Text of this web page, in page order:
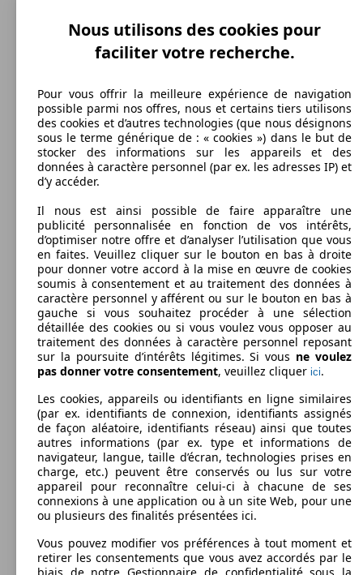
Espace TCe 225 EDC FAP
166 KW
(225 PS)
Espace Blue dCi 160 EDC
118 KW
(160 PS)
Ø
l/
Espace Blue dCi 200 EDC
147 KW
(200 PS)
Ø
l/
Espace dCi 130 Energy
96 KW
Espace dCi 130 Energy ECO2
96 KW
Ø
291 - 2860 Litres
Capacité de remorquage:
750 - 2000 kg
Monospace
Diesel
Model Version
Leistung
2009 - 2010Renault ESPACE PRO (11/2009-11/2010)
Dim. (L/l/h):
à partir de 4656 x 1894 x 1801 mm
Puissance:
96 - 110 KW (130 - 150 PS)
Portes:
5
Sièges:
5
Coffre:
Nous utilisons des cookies pour
faciliter votre recherche.
Pour vous offrir la meilleure expérience de navigation
possible parmi nos offres, nous et certains tiers utilisons
des cookies et d’autres technologies (que nous désignons
sous le terme générique de : « cookies ») dans le but de
stocker des informations sur les appareils et des
données à caractère personnel (par ex. les adresses IP) et
d’y accéder.
Il nous est ainsi possible de faire apparaître une
publicité personnalisée en fonction de vos intérêts,
d’optimiser notre offre et d’analyser l’utilisation que vous
en faites. Veuillez cliquer sur le bouton en bas à droite
pour donner votre accord à la mise en œuvre de cookies
soumis à consentement et au traitement des données à
caractère personnel y afférent ou sur le bouton en bas à
gauche si vous souhaitez procéder à une sélection
détaillée des cookies ou si vous voulez vous opposer au
traitement des données à caractère personnel reposant
sur la poursuite d’intérêts légitimes. Si vous ne voulez
pas donner votre consentement, veuillez cliquer ici.
Les cookies, appareils ou identifiants en ligne similaires
(par ex. identifiants de connexion, identifiants assignés
de façon aléatoire, identifiants réseau) ainsi que toutes
autres informations (par ex. type et informations de
navigateur, langue, taille d’écran, technologies prises en
charge, etc.) peuvent être conservés ou lus sur votre
appareil pour reconnaître celui-ci à chacune de ses
connexions à une application ou à un site Web, pour une
ou plusieurs des finalités présentées ici.
Vous pouvez modifier vos préférences à tout moment et
retirer les consentements que vous avez accordés par le